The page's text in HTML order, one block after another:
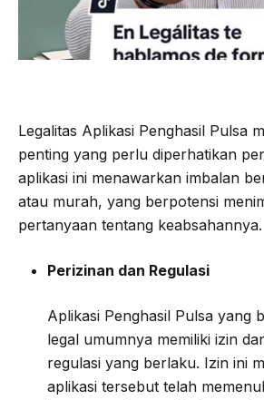
Legalitas Aplikasi Penghasil Pulsa
penting yang perlu diperhatikan
aplikasi ini menawarkan imbalan
atau murah, yang berpotensi
pertanyaan tentang keabsahannya.
Perizinan dan Regulasi
Aplikasi Penghasil Pulsa yang
legal umumnya memiliki izin
regulasi yang berlaku. Izin ini
aplikasi tersebut telah